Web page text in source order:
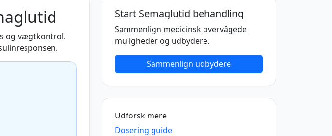
og vægtkontrol.
Start Semaglutid behandling
Sammenlign medicinsk overvågede
muligheder og udbydere.
Sammenlign udbydere
Udforsk mere
Dosering guide